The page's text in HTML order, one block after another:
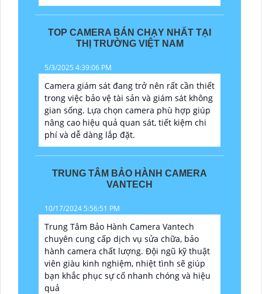
TOP CAMERA BÁN CHẠY NHẤT TẠI
THỊ TRƯỜNG VIỆT NAM
5/3/2025 4:39:06 PM
Camera giám sát đang trở nên rất cần thiết
trong việc bảo vệ tài sản và giám sát không
gian sống. Lựa chọn camera phù hợp giúp
nâng cao hiệu quả quan sát, tiết kiệm chi
phí và dễ dàng lắp đặt.
TRUNG TÂM BẢO HÀNH CAMERA
VANTECH
10/17/2024 5:56:51 PM
Trung Tâm Bảo Hành Camera Vantech
chuyên cung cấp dịch vụ sửa chữa, bảo
hành camera chất lượng. Đội ngũ kỹ thuật
viên giàu kinh nghiệm, nhiệt tình sẽ giúp
bạn khắc phục sự cố nhanh chóng và hiệu
quả